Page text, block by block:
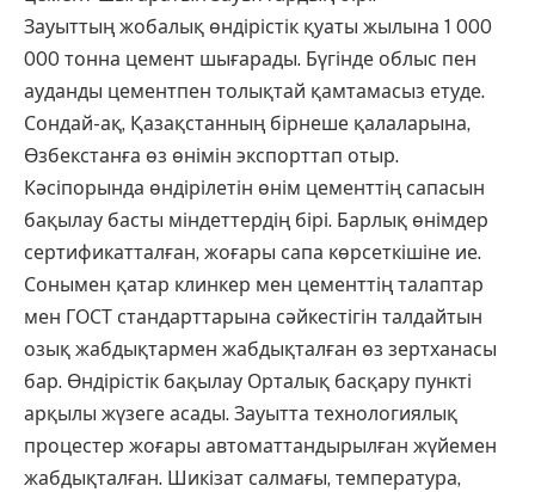
Зауыттың жобалық өндірістік қуаты жылына 1 000
000 тонна цемент шығарады. Бүгінде облыс пен
ауданды цементпен толықтай қамтамасыз етуде.
Сондай-ақ, Қазақстанның бірнеше қалаларына,
Өзбекстанға өз өнімін экспорттап отыр.
Кәсіпорында өндірілетін өнім цементтің сапасын
бақылау басты міндеттердің бірі. Барлық өнімдер
сертификатталған, жоғары сапа көрсеткішіне ие.
Сонымен қатар клинкер мен цементтің талаптар
мен ГОСТ стандарттарына сәйкестігін талдайтын
озық жабдықтармен жабдықталған өз зертханасы
бар. Өндірістік бақылау Орталық басқару пункті
арқылы жүзеге асады. Зауытта технологиялық
процестер жоғары автоматтандырылған жүйемен
жабдықталған. Шикізат салмағы, температура,